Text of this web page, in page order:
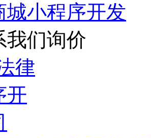
城小程序开发
我们询价